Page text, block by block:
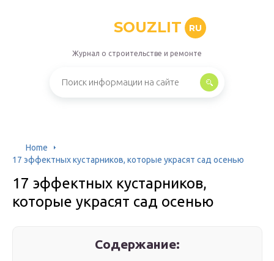
SOUZLIT RU
Журнал о строительстве и ремонте
Home
17 эффектных кустарников, которые украсят сад осенью
17 эффектных кустарников,
которые украсят сад осенью
Содержание: